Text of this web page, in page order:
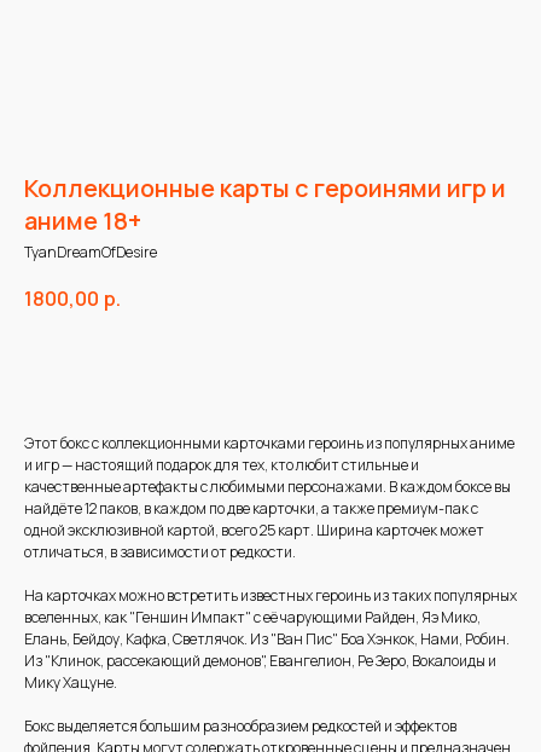
Коллекционные карты с героинями игр и
аниме 18+
TyanDreamOfDesire
1800,00 р.
Этот бокс с коллекционными карточками героинь из популярных аниме
и игр — настоящий подарок для тех, кто любит стильные и
качественные артефакты с любимыми персонажами. В каждом боксе вы
найдёте 12 паков, в каждом по две карточки, а также премиум-пак с
одной эксклюзивной картой, всего 25 карт. Ширина карточек может
отличаться, в зависимости от редкости.
На карточках можно встретить известных героинь из таких популярных
вселенных, как "Геншин Импакт" с её чарующими Райден, Яэ Мико,
Елань, Бейдоу, Кафка, Светлячок. Из "Ван Пис" Боа Хэнкок, Нами, Робин.
Из "Клинок, рассекающий демонов", Евангелион, Ре Зеро, Вокалоиды и
Мику Хацуне.
Бокс выделяется большим разнообразием редкостей и эффектов